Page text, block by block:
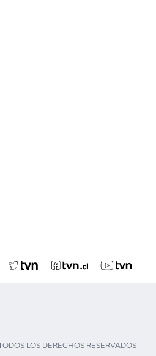
LOS DERECHOS RESERVADOS